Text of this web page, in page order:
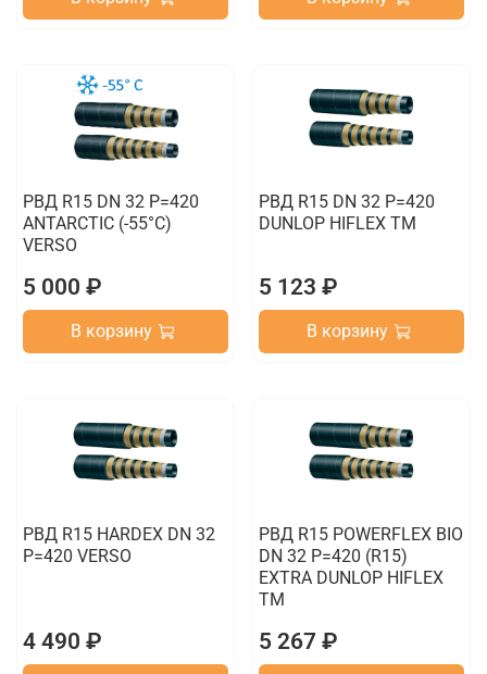
РВД R15 DN 32 P=420
ANTARCTIC (-55°C)
VERSO
5 000 ₽
В корзину
РВД R15 DN 32 P=420
DUNLOP HIFLEX TM
5 123 ₽
В корзину
РВД R15 HARDEX DN 32
P=420 VERSO
4 490 ₽
РВД R15 POWERFLEX BIO
DN 32 P=420 (R15)
EXTRA DUNLOP HIFLEX
TM
5 267 ₽